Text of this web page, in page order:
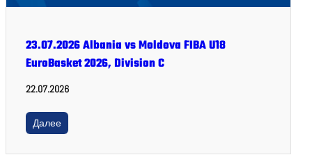
23.07.2026 Albania vs Moldova FIBA U18
EuroBasket 2026, Division C
22.07.2026
Далее